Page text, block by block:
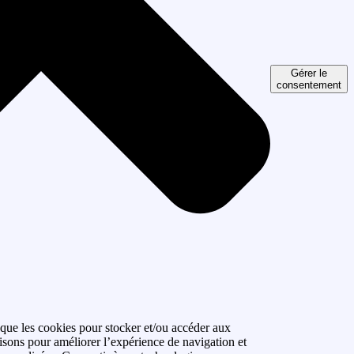
les cookies pour stocker et/ou accéder aux
pour améliorer l’expérience de navigation et
Gérer le
consentement